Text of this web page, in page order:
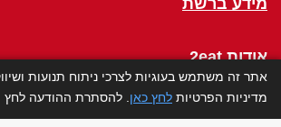
מידע ברשת
אודות 2eat
Click a Table
אתר זה משתמש בעוגיות לצרכי ניתוח תנועות
מדיניות הפרטיות לחץ כאן . להסתרת ההודעה לחץ